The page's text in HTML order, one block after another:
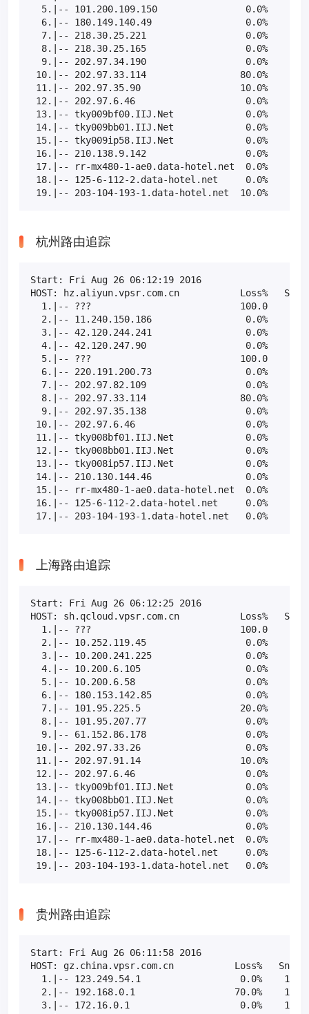
5.|-- 101.200.109.150                0.0%    10
6.|-- 180.149.140.49                 0.0%    10
7.|-- 218.30.25.221                  0.0%    10
8.|-- 218.30.25.165                  0.0%    10
9.|-- 202.97.34.190                  0.0%    10
10.|-- 202.97.33.114                 80.0%    10
11.|-- 202.97.35.90                  10.0%    10
12.|-- 202.97.6.46                    0.0%    10
13.|-- tky009bf00.IIJ.Net             0.0%    10
14.|-- tky009bb01.IIJ.Net             0.0%    10
15.|-- tky009ip58.IIJ.Net             0.0%    10
16.|-- 210.138.9.142                  0.0%    10
17.|-- rr-mx480-1-ae0.data-hotel.net  0.0%
18.|-- 125-6-112-2.data-hotel.net     0.0%
19.|-- 203-104-193-1.data-hotel.net  10.0%
杭州路由追踪
Start: Fri Aug 26 06:12:19 2016
HOST: hz.aliyun.vpsr.com.cn           Loss%   Snt
1.|-- ???                           100.0    10
2.|-- 11.240.150.186                 0.0%    10
3.|-- 42.120.244.241                 0.0%    10
4.|-- 42.120.247.90                  0.0%    10
5.|-- ???                           100.0    10
6.|-- 220.191.200.73                 0.0%    10
7.|-- 202.97.82.109                  0.0%    10
8.|-- 202.97.33.114                 80.0%    10
9.|-- 202.97.35.138                  0.0%    10
10.|-- 202.97.6.46                    0.0%    10
11.|-- tky008bf01.IIJ.Net             0.0%    10
12.|-- tky008bb01.IIJ.Net             0.0%    10
13.|-- tky008ip57.IIJ.Net             0.0%    10
14.|-- 210.130.144.46                 0.0%    10
15.|-- rr-mx480-1-ae0.data-hotel.net  0.0%
16.|-- 125-6-112-2.data-hotel.net     0.0%
17.|-- 203-104-193-1.data-hotel.net   0.0%
上海路由追踪
Start: Fri Aug 26 06:12:25 2016
HOST: sh.qcloud.vpsr.com.cn           Loss%   Snt
1.|-- ???                           100.0    10
2.|-- 10.252.119.45                  0.0%    10
3.|-- 10.200.241.225                 0.0%    10
4.|-- 10.200.6.105                   0.0%    10
5.|-- 10.200.6.58                    0.0%    10
6.|-- 180.153.142.85                 0.0%    10
7.|-- 101.95.225.5                  20.0%    10
8.|-- 101.95.207.77                  0.0%    10
9.|-- 61.152.86.178                  0.0%    10
10.|-- 202.97.33.26                   0.0%
11.|-- 202.97.91.14                  10.0%
12.|-- 202.97.6.46                    0.0%    10
13.|-- tky009bf01.IIJ.Net             0.0%    10
14.|-- tky008bb01.IIJ.Net             0.0%    10
15.|-- tky008ip57.IIJ.Net             0.0%    10
16.|-- 210.130.144.46                 0.0%    10
17.|-- rr-mx480-1-ae0.data-hotel.net  0.0%
18.|-- 125-6-112-2.data-hotel.net     0.0%
19.|-- 203-104-193-1.data-hotel.net   0.0%
贵州路由追踪
Start: Fri Aug 26 06:11:58 2016
HOST: gz.china.vpsr.com.cn           Loss%   Snt
1.|-- 123.249.54.1                  0.0%    10
2.|-- 192.168.0.1                  70.0%    10
3.|-- 172.16.0.1                    0.0%    10